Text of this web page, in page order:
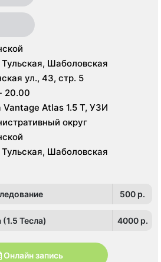
Шаболовская
ул., 43, стр. 5
20.00
Atlas 1.5 Т, УЗИ
округ
Шаболовская
500 p.
Тесла) 4000 p.
Онлайн запись